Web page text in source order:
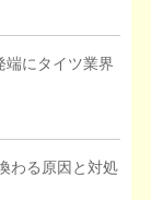
端にタイツ業界
わる原因と対処